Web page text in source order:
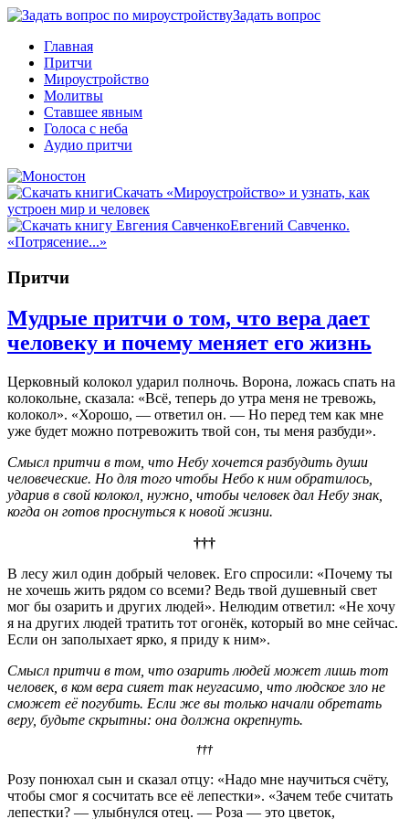
Задать вопрос
Главная
Притчи
Мироустройство
Молитвы
Ставшее явным
Голоса с неба
Аудио притчи
Скачать «Мироустройство» и узнать, как
устроен мир и человек
Евгений Савченко.
«Потрясение...»
Притчи
Мудрые притчи о том, что вера дает
человеку и почему меняет его жизнь
Церковный колокол ударил полночь. Ворона, ложась спать на
колокольне, сказала: «Всё, теперь до утра меня не тревожь,
колокол». «Хорошо, — ответил он. — Но перед тем как мне
уже будет можно потревожить твой сон, ты меня разбуди».
Смысл притчи в том, что Небу хочется разбудить души
человеческие. Но для того чтобы Небо к ним обратилось,
ударив в свой колокол, нужно, чтобы человек дал Небу знак,
когда он готов проснуться к новой жизни.
†††
В лесу жил один добрый человек. Его спросили: «Почему ты
не хочешь жить рядом со всеми? Ведь твой душевный свет
мог бы озарить и других людей». Нелюдим ответил: «Не хочу
я на других людей тратить тот огонёк, который во мне сейчас.
Если он заполыхает ярко, я приду к ним».
Смысл притчи в том, что озарить людей может лишь тот
человек, в ком вера сияет так неугасимо, что людское зло не
сможет её погубить. Если же вы только начали обретать
веру, будьте скрытны: она должна окрепнуть.
†††
Розу понюхал сын и сказал отцу: «Надо мне научиться счёту,
чтобы смог я сосчитать все её лепестки». «Зачем тебе считать
лепестки? — улыбнулся отец. — Роза — это цветок,